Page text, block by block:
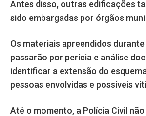
Antes disso, outras edificações
sido embargadas por órgãos
Os materiais apreendidos
passarão por perícia e análise
identificar a extensão do
pessoas envolvidas e possíveis
Até o momento, a Polícia Civil